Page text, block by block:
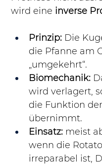
wird eine inverse
Prinzip: Die
die Pfanne am
„umgekehrt“.
Biomechanik:
wird verlagert,
die Funktion
übernimmt.
Einsatz: meist
wenn die
irreparabel ist,